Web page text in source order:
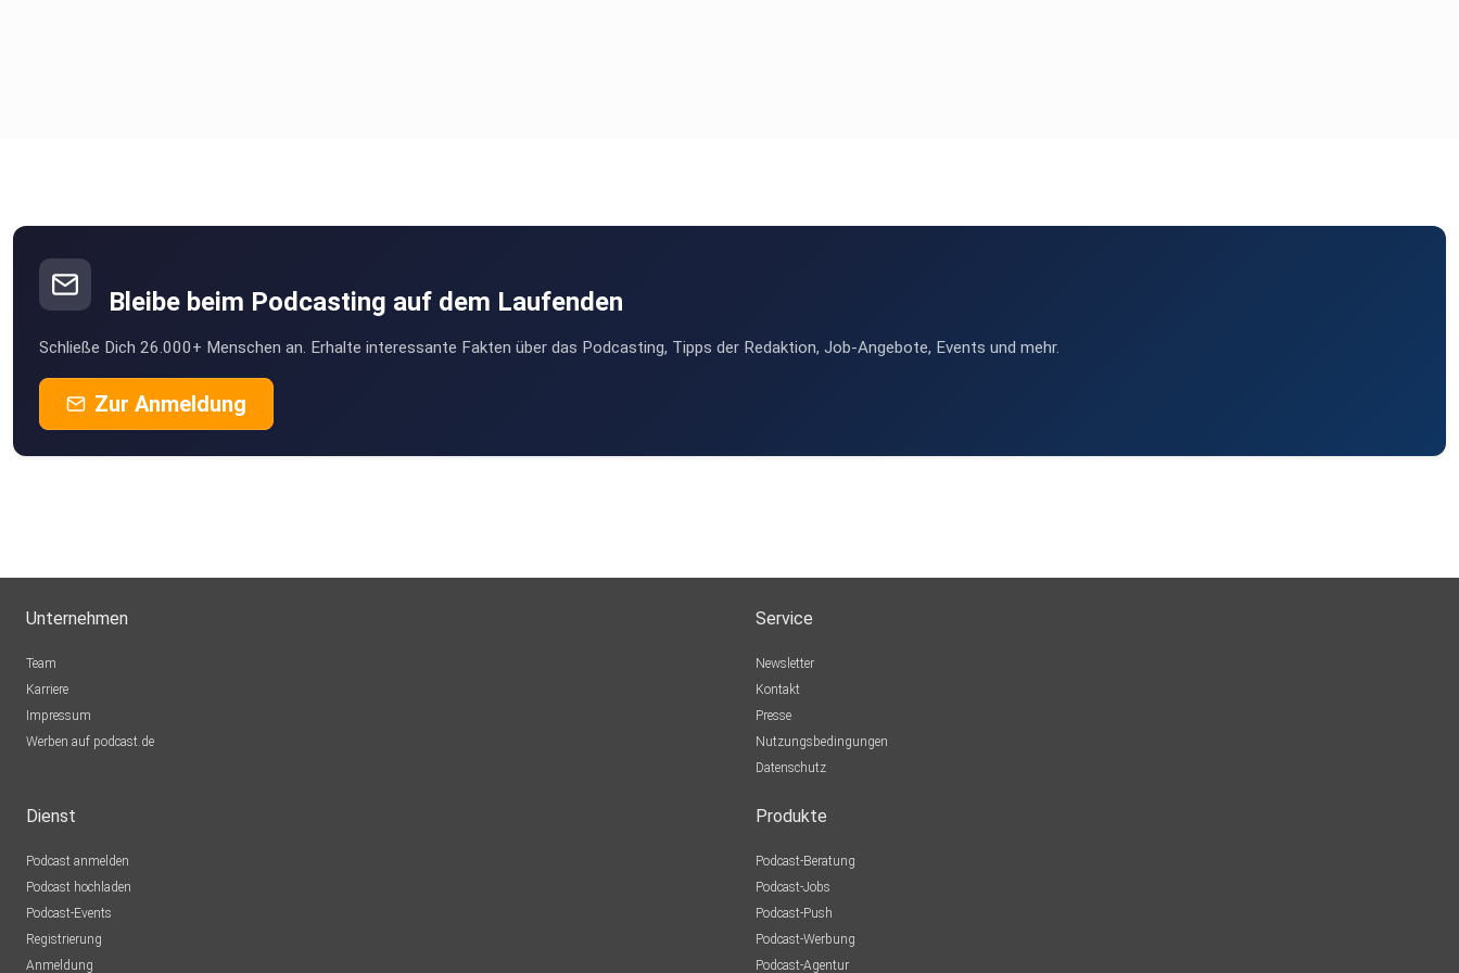
Bleibe beim Podcasting auf dem Laufenden
Schließe Dich 26.000+ Menschen an. Erhalte interessante Fakten über das Podcasting, Tipps der Redaktion, Job-Angebote, Events und mehr.
Zur Anmeldung
Unternehmen
Team
Karriere
Impressum
Werben auf podcast.de
Service
Newsletter
Kontakt
Presse
Nutzungsbedingungen
Datenschutz
Dienst
Podcast anmelden
Podcast hochladen
Podcast-Events
Registrierung
Anmeldung
Produkte
Podcast-Beratung
Podcast-Jobs
Podcast-Push
Podcast-Werbung
Podcast-Agentur